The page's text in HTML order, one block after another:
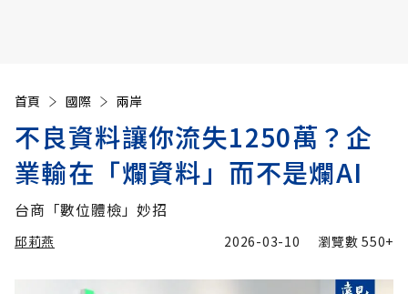
首頁 國際 兩岸
不良資料讓你流失1250萬？企
業輸在「爛資料」而不是爛AI
台商「數位體檢」妙招
邱莉燕 2026-03-10 瀏覽數550+